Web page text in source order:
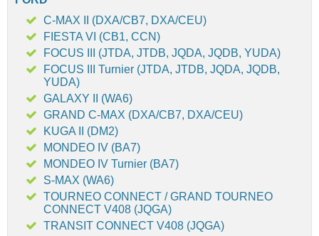
C-MAX II (DXA/CB7, DXA/CEU)
FIESTA VI (CB1, CCN)
FOCUS III (JTDA, JTDB, JQDA, JQDB, YUDA)
FOCUS III Turnier (JTDA, JTDB, JQDA, JQDB,
YUDA)
GALAXY II (WA6)
GRAND C-MAX (DXA/CB7, DXA/CEU)
KUGA II (DM2)
MONDEO IV (BA7)
MONDEO IV Turnier (BA7)
S-MAX (WA6)
TOURNEO CONNECT / GRAND TOURNEO
CONNECT V408 (JQGA)
TRANSIT CONNECT V408 (JQGA)